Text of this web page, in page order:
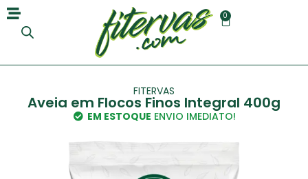
0
FITERVAS
Aveia em Flocos Finos Integral 400g
EM ESTOQUE ENVIO IMEDIATO!